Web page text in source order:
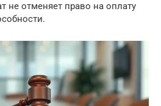
не отменяет право на оплату